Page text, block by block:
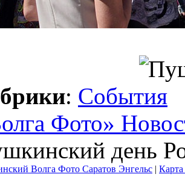
: События
Фото»
день
Волга Фото Саратов Энгельс | Карта